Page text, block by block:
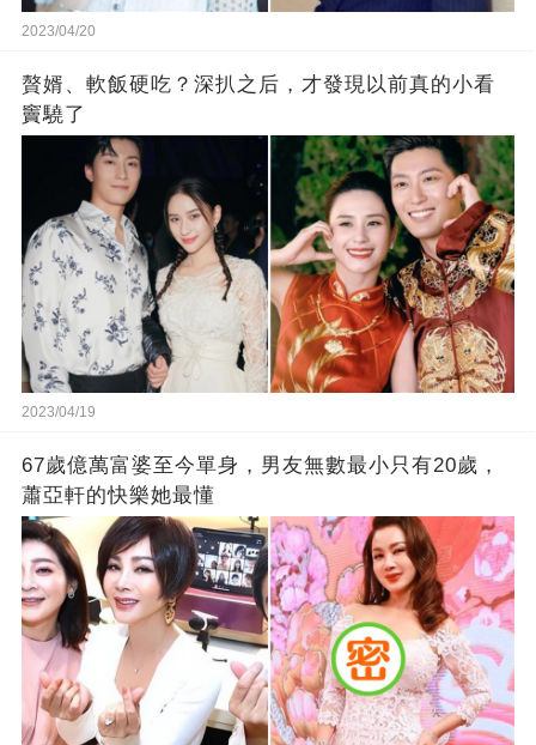
2023/04/20
贅婿、軟飯硬吃？深扒之后，才發現以前真的小看
竇驍了
2023/04/19
67歲億萬富婆至今單身，男友無數最小只有20歲，
蕭亞軒的快樂她最懂